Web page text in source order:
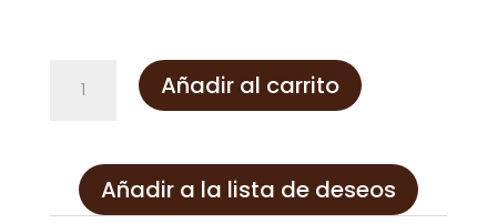
gallop
(500ml)
cantidad
Añadir al carrito
Añadir a la lista de deseos